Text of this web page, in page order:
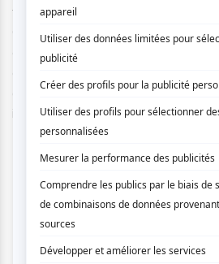
technique électrifiante et
Quatre Saisons en 2009 à Toronto
et lui a valu les éloges des médias
ancienne sur instruments d’époque
italien se prépare à donner une
Extrait de des quatre saison de
Montana